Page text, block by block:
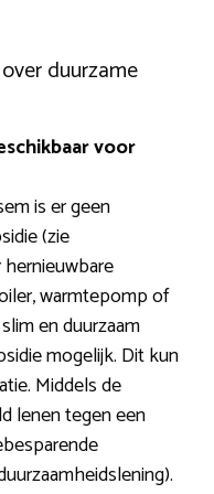
duurzame
voor
is er geen
(zie
warmtepomp of
en duurzaam
mogelijk. Dit kun
Middels de
lenen tegen een